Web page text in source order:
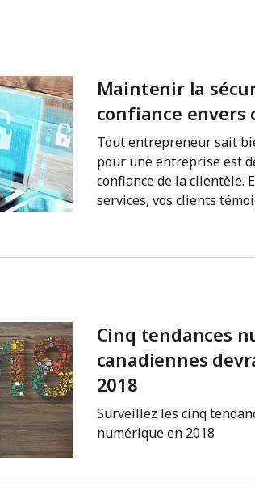
Maintenir la
confiance envers
Tout entrepreneur sait
pour une entreprise est
confiance de la clientèle.
services, vos clients
protégées.
Cinq tendances
canadiennes
2018
Surveillez les cinq
numérique en 2018